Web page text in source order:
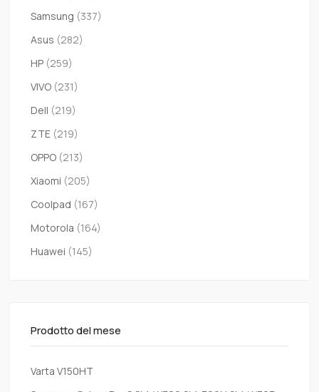
Samsung (337)
Asus (282)
HP (259)
VIVO (231)
Dell (219)
ZTE (219)
OPPO (213)
Xiaomi (205)
Coolpad (167)
Motorola (164)
Huawei (145)
Prodotto del mese
Varta V150HT